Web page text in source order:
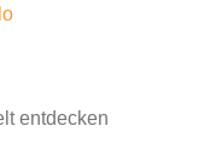
entdecken